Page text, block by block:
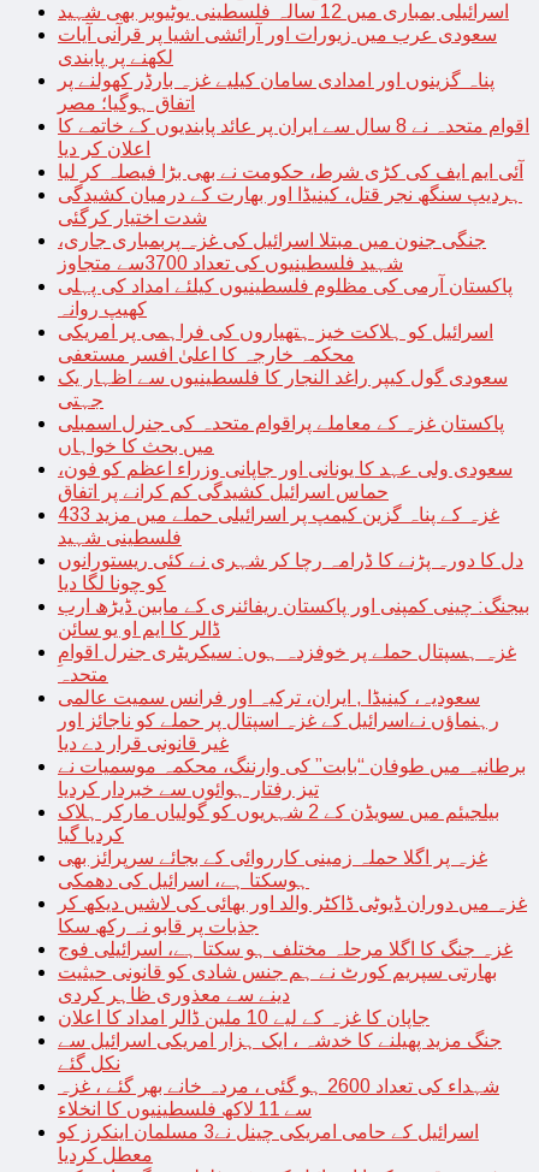
اسرائیلی بمباری میں 12 سالہ فلسطینی یوٹیوبر بھی شہید
سعودی عرب میں زیورات اور آرائشی اشیا پر قرآنی آیات
لکھنے پر پابندی
پناہ گزینوں اور امدادی سامان کیلیے غزہ بارڈر کھولنے پر
اتفاق ہوگیا؛ مصر
اقوام متحدہ نے 8 سال سے ایران پر عائد پابندیوں کے خاتمے کا
اعلان کر دیا
آئی ایم ایف کی کڑی شرط، حکومت نے بھی بڑا فیصلہ کر لیا
ہردیپ سنگھ نجر قتل، کینیڈا اور بھارت کے درمیان کشیدگی
شدت اختیار کرگئی
جنگی جنون میں مبتلا اسرائیل کی غزہ پربمباری جاری،
شہید فلسطینیوں کی تعداد 3700سے متجاوز
پاکستان آرمی کی مظلوم فلسطینیوں کیلئے امداد کی پہلی
کھیپ روانہ
اسرائیل کو ہلاکت خیز ہتھیاروں کی فراہمی پر امریکی
محکمہ خارجہ کا اعلیٰ افسر مستعفی
سعودی گول کیپر راغد النجار کا فلسطینیوں سے اظہار یک
جہتی
پاکستان غزہ کے معاملے پراقوام متحدہ کی جنرل اسمبلی
میں بحث کا خواہاں
سعودی ولی عہد کا یونانی اور جاپانی وزراء اعظم کو فون،
حماس اسرائیل کشیدگی کم کرانے پر اتفاق
غزہ کے پناہ گزین کیمپ پر اسرائیلی حملے میں مزید 433
فلسطینی شہید
دل کا دورہ پڑنے کا ڈرامہ رچا کر شہری نے کئی ریستورانوں
کو چونا لگا دیا
بیجنگ: چینی کمپنی اور پاکستان ریفائنری کے مابین ڈیڑھ ارب
ڈالر کا ایم او یو سائن
غزہ ہسپتال حملے پر خوفزدہ ہوں: سیکریٹری جنرل اقوامِ
متحدہ
سعودیہ، کینیڈا , ایران، ترکیہ اور فرانس سمیت عالمی
رہنماؤں نےاسرائیل کے غزہ اسپتال پر حملے کو ناجائز اور
غیر قانونی قرار دے دیا
برطانیہ میں طوفان “بابت” کی وارننگ، محکمہ موسمیات نے
تیز رفتار ہوائوں سے خبردار کردیا
بیلجیئم میں سویڈن کے 2 شہریوں کو گولیاں مارکر ہلاک
کردیا گیا
غزہ پر اگلا حملہ زمینی کارروائی کے بجائے سرپرائز بھی
ہوسکتا ہے، اسرائیل کی دھمکی
غزہ میں دوران ڈیوٹی ڈاکٹر والد اور بھائی کی لاشیں دیکھ کر
جذبات پر قابو نہ رکھ سکا
غزہ جنگ کا اگلا مرحلہ مختلف ہو سکتا ہے، اسرائیلی فوج
بھارتی سپریم کورٹ نے ہم جنس شادی کو قانونی حیثیت
دینے سے معذوری ظاہر کردی
جاپان کا غزہ کے لیے 10 ملین ڈالر امداد کا اعلان
جنگ مزید پھیلنے کا خدشہ ، ایک ہزار امریکی اسرائیل سے
نکل گئے
شہداء کی تعداد 2600 ہو گئی ، مردہ خانے بھر گئے ، غزہ
سے 11 لاکھ فلسطینیوں کا انخلاء
اسرائیل کے حامی امریکی چینل نے3 مسلمان اینکرز کو
معطل کردیا